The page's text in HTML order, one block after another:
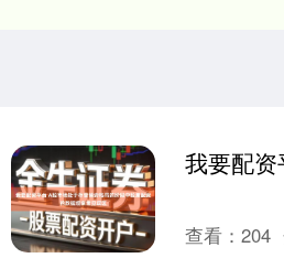
查看：204
北证50 1134.24